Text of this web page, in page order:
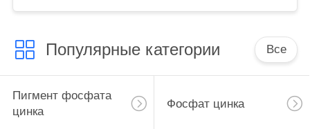
Популярные категории Все
Пигмент фосфата
цинка
Фосфат цинка